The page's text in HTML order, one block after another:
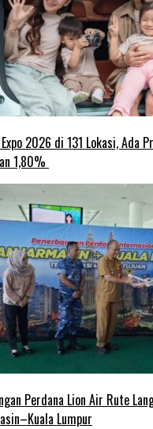
Expo 2026 di 131 Lokasi, Ada
1,80%
Perdana Lion Air Rute
Lumpur